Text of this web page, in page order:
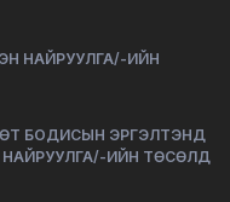
НАЙРУУЛГА/-ИЙН
БОДИСЫН ЭРГЭЛТЭНД
ИЙН ТӨСӨЛД